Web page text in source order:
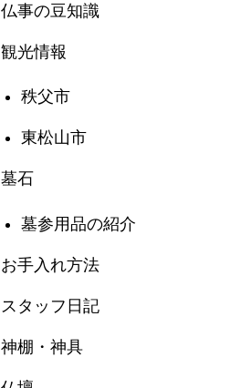
仏事の豆知識
観光情報
秩父市
東松山市
墓石
墓参用品の紹介
お手入れ方法
スタッフ日記
神棚・神具